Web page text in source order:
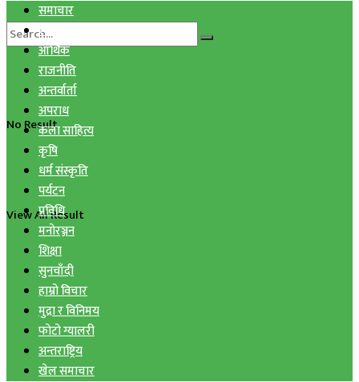
No Result
View All Result
समाचार
स्वास्थ्य
आर्थिक
राजनीति
अन्तर्वार्ता
अपराध
कला साहित्य
कृषि
धर्म संस्कृति
पर्यटन
प्रविधि
मनोरञ्जन
शिक्षा
सुनचाँदी
हाम्रो विचार
मुद्रा र विनिमय
फोटो ग्यालरी
अन्तराष्ट्रिय
खेल समाचार